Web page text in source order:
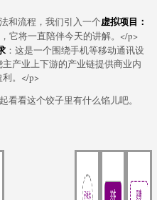
和流程，我们引入一个虚拟项目：
，它将一直陪伴今天的讲解。</p>
：这是一个围绕手机等移动通讯设
产业上下游的产业链提供商业内
。</p>
看看这个饺子里有什么馅儿吧。